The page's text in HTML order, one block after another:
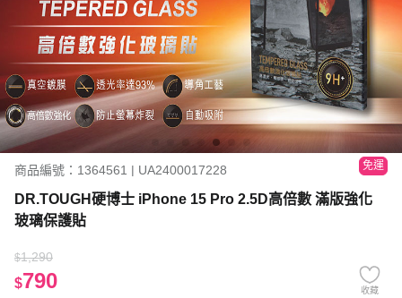
商品編號：1364561 | UA2400017228 免運
DR.TOUGH硬博士 iPhone 15 Pro 2.5D高倍數 滿版強化
玻璃保護貼
$1,290
$790 收藏